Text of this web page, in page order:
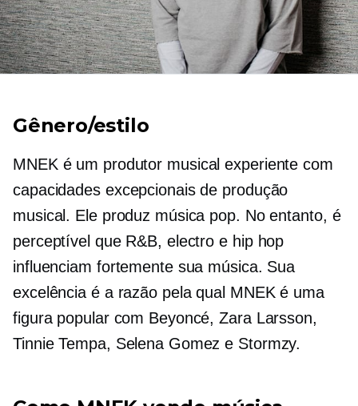
Gênero/estilo
MNEK é um produtor musical experiente com
capacidades excepcionais de produção
musical. Ele produz música pop. No entanto, é
perceptível que R&B, electro e hip hop
influenciam fortemente sua música. Sua
excelência é a razão pela qual MNEK é uma
figura popular com Beyoncé, Zara Larsson,
Tinnie Tempa, Selena Gomez e Stormzy.